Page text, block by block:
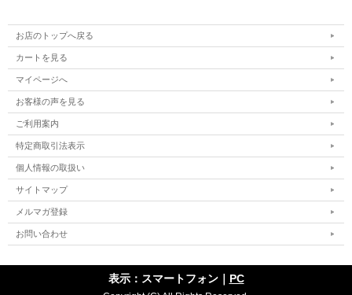
お店のトップへ戻る
カートを見る
マイページへ
お客様の声を見る
ご利用案内
特定商取引法表示
個人情報の取扱い
サイトマップ
メルマガ登録
お問い合わせ
表示：スマートフォン｜ PC